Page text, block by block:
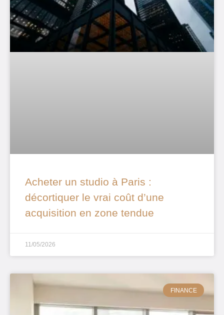
Acheter un studio à Paris :
décortiquer le vrai coût d’une
acquisition en zone tendue
11/05/2026
FINANCE